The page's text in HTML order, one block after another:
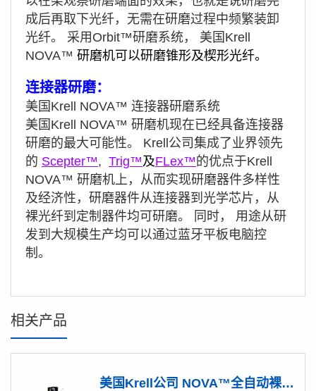
成后再取下光纤，无需在研磨过程中频繁装卸
光纤。 采用Orbit™研磨系统， 美国 Krell
NOVA™ 研磨机可以研磨锥形及楔形光纤。
连接器研磨：
美国 Krell NOVA™ 连接器研磨系统
美国 Krell NOVA™ 研磨机现在已经具备连接器
研磨的最大可能性。 Krell公司集成了业界领先
的 Scepter™, Trig™及FLex™的优点于Krell
NOVA™ 研磨机 上，从而实现研磨器件多样性
及经济性，研磨器件从连接器到光学芯片，从
裸光纤到定制器件均可研磨。 同时， 用途从研
发到大规模生产均可以通过蓝牙平板电脑控
制。
相关产品
美国Krell公司 NOVA™全自动裸光纤/芯片/波导研磨机（4''转盘版本）